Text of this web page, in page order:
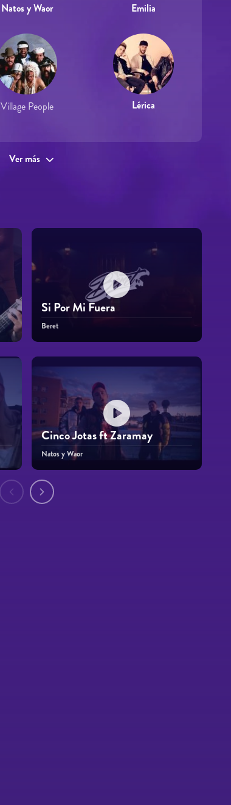
Natos y Waor Emilia
Village People Lérica
Ver más
Si Por Mi Fuera
Beret
Cinco Jotas ft Zaramay
Natos y Waor